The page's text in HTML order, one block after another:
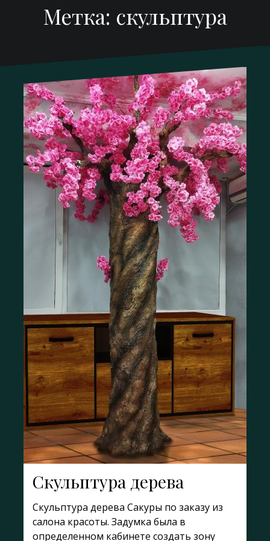
Метка: скульптура
Скульптура дерева
Скульптура дерева Сакуры по заказу из
салона красоты. Задумка была в
определенном кабинете создать зону